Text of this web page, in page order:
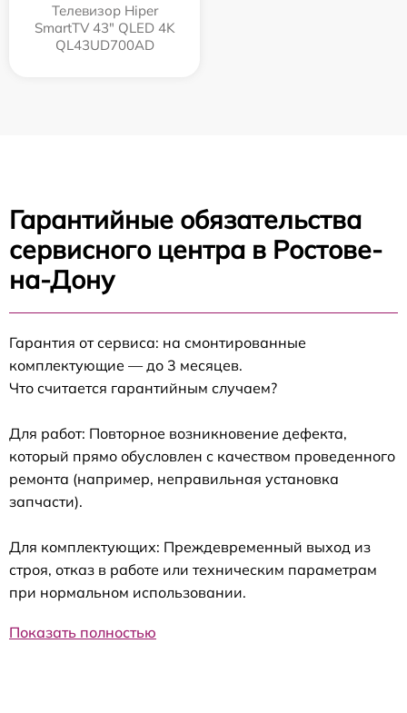
Телевизор Hiper
SmartTV 43" QLED 4K
QL43UD700AD
Гарантийные обязательства
сервисного центра в Ростове-
на-Дону
Гарантия от сервиса: на смонтированные
комплектующие — до 3 месяцев.
Что считается гарантийным случаем?
Для работ: Повторное возникновение дефекта,
который прямо обусловлен с качеством проведенного
ремонта (например, неправильная установка
запчасти).
Для комплектующих: Преждевременный выход из
строя, отказ в работе или техническим параметрам
при нормальном использовании.
Показать полностью